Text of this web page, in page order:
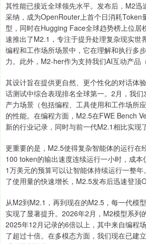
其性能已接近全球领先水平。发布后，M2迅
采纳，成为OpenRouter上首个日消耗Token
型，同时在Hugging Face全球趋势榜上位居
速推出了M2.1，专注于提升处理复杂现实世
编程和工作场所场景中，它在理解和执行多
力。此外，M2-her作为支持我们AI互动产品
其设计旨在提供更自然、更个性化的对话体
话测试中综合表现排名全球第一。2月，我
产力场景（包括编程、工具使用和工作场所
的性能。在编程方面，M2.5在FWE Bench
新的行业记录，同时与前一代M2.1相比实现
更重要的是，M2.5使得复杂智能体的运行在
100 token的输出速度连续运行一小时，成本
1万美元的预算可以让智能体持续运行一整
了使用量的快速增长，M2.5发布后迅速登顶
从M2到M2.1，再到现在的M2.5，每一代模
实现了显著提升。2026年2月，M2模型系列
2025年12月记录的6倍以上，其中来自编程
了超过十倍。在多模态方面，我们现在已建